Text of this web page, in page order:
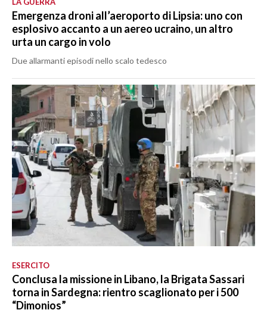
Emergenza droni all’aeroporto di Lipsia: uno con
esplosivo accanto a un aereo ucraino, un altro
urta un cargo in volo
Due allarmanti episodi nello scalo tedesco
ESERCITO
Conclusa la missione in Libano, la Brigata Sassari
torna in Sardegna: rientro scaglionato per i 500
“Dimonios”